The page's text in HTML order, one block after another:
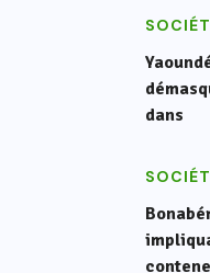
dans